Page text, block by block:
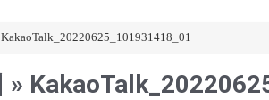
KakaoTalk_20220625_101931418_01
»